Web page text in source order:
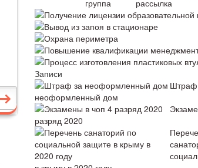
рассылка
Получение лицензии
Вывод из запоя в стационаре
Охрана периметра
Повышение квалификации
Процесс изготовления пластиковых
Записи
Штраф
неоформленный дом
разряд 2020